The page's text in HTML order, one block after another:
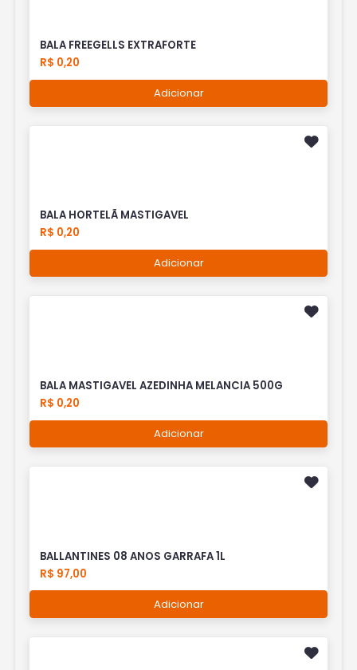
BALA FREEGELLS EXTRAFORTE
R$ 0,20
Adicionar
BALA HORTELÃ MASTIGAVEL
R$ 0,20
Adicionar
BALA MASTIGAVEL AZEDINHA MELANCIA 500G
R$ 0,20
Adicionar
BALLANTINES 08 ANOS GARRAFA 1L
R$ 97,00
Adicionar